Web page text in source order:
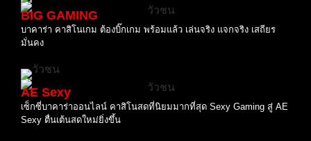
BIG GAMING
บาคาร่า คาสิโนเกม ต้องบิ๊กเกม พร้อมแล้ว เล่นจริง แจกจริง เสถียร
มั่นคง
AE Sexy
เซ็กซี่บาคาร่าออนไลน์ คาสิโนสดที่นิยมมากที่สุด Sexy Gaming สู่ AE
Sexy ตื่นเต้นสดใหม่ยิ่งขึ้น